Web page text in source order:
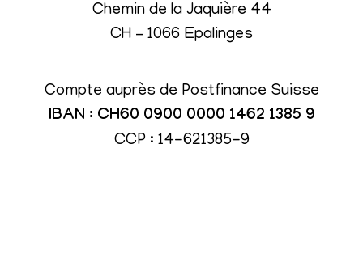
Chemin de la Jaquière 44
CH – 1066 Epalinges
Compte auprès de Postfinance Suisse
IBAN : CH60 0900 0000 1462 1385 9
CCP : 14-621385-9